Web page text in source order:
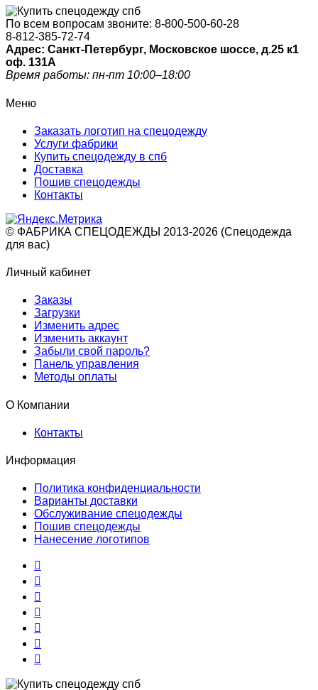
По всем вопросам звоните: 8-800-500-60-28
8-812-385-72-74
Адрес: Санкт-Петербург, Московское шоссе, д.25 к1
оф. 131A
Время работы: пн-пт 10:00–18:00
Меню
Заказать логотип на спецодежду
Услуги фабрики
Купить спецодежду в спб
Доставка
Пошив спецодежды
Контакты
© ФАБРИКА СПЕЦОДЕЖДЫ 2013-2026 (Спецодежда
для вас)
Личный кабинет
Заказы
Загрузки
Изменить адрес
Изменить аккаунт
Забыли свой пароль?
Панель управления
Методы оплаты
О Компании
Контакты
Информация
Политика конфиденциальности
Варианты доставки
Обслуживание спецодежды
Пошив спецодежды
Нанесение логотипов